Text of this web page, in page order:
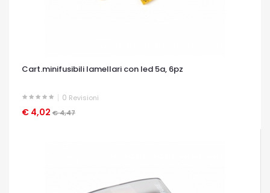
Cart.minifusibili lamellari con led 5a, 6pz
0 Revisioni
€ 4,02 € 4,47
OCCHIATA VELOCE